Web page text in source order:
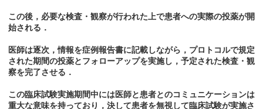
この後，必要な検査・観察が行われた上で患者への実際の投薬が開
始される．
医師は逐次，情報を症例報告書に記載しながら，プロトコルで規定
された期間の投薬とフォローアップを実施し，予定された検査・観
察を完了させる．
この臨床試験実施期間中には医師と患者とのコミュニケーションは
重大な意味を持っており，決して患者を無視して臨床試験が実施さ